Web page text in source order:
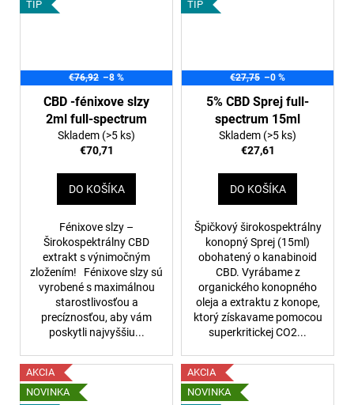
TIP
€76,92 –8 %
CBD -fénixove slzy
2ml full-spectrum
Skladem (>5 ks)
€70,71
DO KOŠÍKA
Fénixove slzy –
Širokospektrálny CBD
extrakt s výnimočným
zložením! Fénixove slzy sú
vyrobené s maximálnou
starostlivosťou a
precíznosťou, aby vám
poskytli najvyššiu...
TIP
€27,75 –0 %
5% CBD Sprej full-
spectrum 15ml
Skladem (>5 ks)
€27,61
DO KOŠÍKA
Špičkový širokospektrálny
konopný Sprej (15ml)
obohatený o kanabinoid
CBD. Vyrábame z
organického konopného
oleja a extraktu z konope,
ktorý získavame pomocou
superkritickej CO2...
AKCIA
NOVINKA
AKCIA
NOVINKA